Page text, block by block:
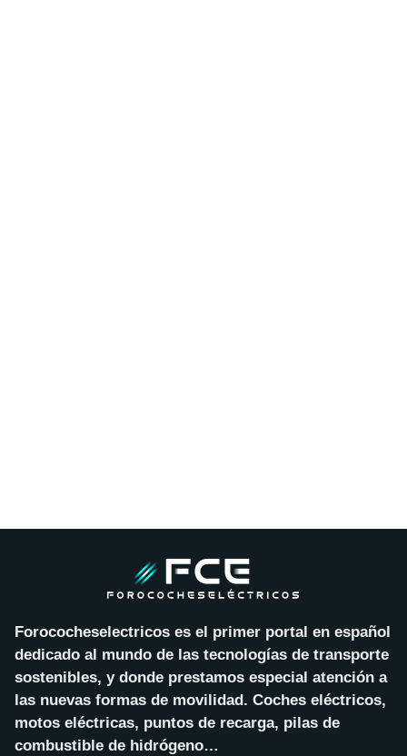
Forococheselectricos es el primer portal en español
dedicado al mundo de las tecnologías de transporte
sostenibles, y donde prestamos especial atención a
las nuevas formas de movilidad. Coches eléctricos,
motos eléctricas, puntos de recarga, pilas de
combustible de hidrógeno…